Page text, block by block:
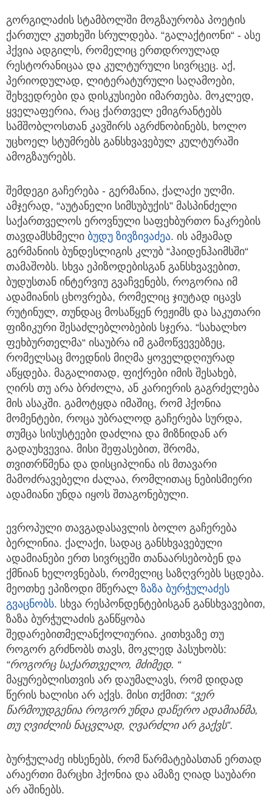
გორგილაძის სტამბოლში მოგზაურობა პოეტის
ქართულ კუთხეში სრულდება. “გალაქტიონი“ - ასე
ჰქვია ადგილს, რომელიც ერთდროულად
რესტორანიცაა და კულტურული სივრცეც. აქ,
პერიოდულად, ლიტერატურული საღამოები,
შეხვედრები და დისკუსიები იმართება. მოკლედ,
ყველაფერია, რაც ქართველ ემიგრანტებს
სამშობლოსთან კავშირს აგრძნობინებს, ხოლო
უცხოელ სტუმრებს განსხვავებულ კულტურაში
ამოგზაურებს.
შემდეგი გაჩერება - გერმანია, ქალაქი ულმი.
ამჯერად, “აუტანელი სიმსუბუქის” მასპინძელი
საქართველოს ეროვნული საფეხბურთო ნაკრების
თავდამსხმელი ბუდუ ზივზივაძეა. ის ამჟამად
გერმანიის ბუნდესლიგის კლუბ “ჰაიდენჰაიმსში“
თამაშობს. სხვა ეპიზოდებისგან განსხვავებით,
ბუდუსთან ინტერვიუ გვაჩვენებს, როგორია იმ
ადამიანის ცხოვრება, რომელიც ჯიუტად იცავს
რუტინულ, თუნდაც მოსაწყენ რეჟიმს და საკუთარი
ფიზიკური შესაძლებლობების სჯერა. “სახალხო
ფეხბურთელმა“ ისაუბრა იმ გამოწვევებზეც,
რომელსაც მოედნის მიღმა ყოველდღიურად
აწყდება. მაგალითად, ფიქრები იმის შესახებ,
ღირს თუ არა ბრძოლა, ან კარიერის გაგრძელება
მის ასაკში. გამოტყდა იმაშიც, რომ ჰქონია
მომენტები, როცა უბრალოდ გაჩერება სურდა,
თუმცა სისუსტეები დაძლია და მიზნიდან არ
გადაუხვევია. მისი შეფასებით, შრომა,
თვითრწმენა და დისციპლინა ის მთავარი
მამოძრავებელი ძალაა, რომლითაც ნებისმიერი
ადამიანი უნდა იყოს შთაგონებული.
ევროპული თავგადასავლის ბოლო გაჩერება
ბერლინია. ქალაქი, სადაც განსხვავებული
ადამიანები ერთ სივრცეში თანაარსებობენ და
ქმნიან ხელოვნებას, რომელიც საზღვრებს სცდება.
მეოთხე ეპიზოდი მწერალ ზაზა ბურჭულაძეს
გვაცნობს. სხვა რესპონდენტებისგან განსხვავებით,
ზაზა ბურჭულაძის განწყობა
შედარებითმელანქოლიურია. კითხვაზე თუ
როგორ გრძნობს თავს, მოკლედ პასუხობს:
“როგორც საქართველო, მძიმედ. “
მაყურებლისთვის არ დაუმალავს, რომ დიდად
წერის ხალისი არ აქვს. მისი თქმით: “ვერ
წარმოუდგენია როგორ უნდა დაწერო ადამიანმა,
თუ ღვიძლის ნაცვლად, ღვარძლი არ გაქვს”.
ბურჭულაძე იხსენებს, რომ წარმატებასთან ერთად
არაერთი მარცხი ჰქონია და ამაზე ღიად საუბარი
არ აშინებს.